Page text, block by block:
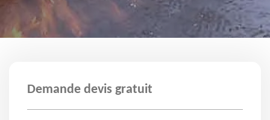
Demande devis gratuit